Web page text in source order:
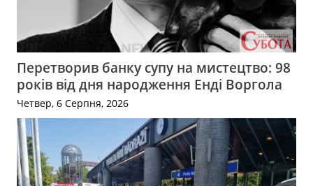
Перетворив банку супу на мистецтво: 98
років від дня народження Енді Воргола
Четвер, 6 Серпня, 2026